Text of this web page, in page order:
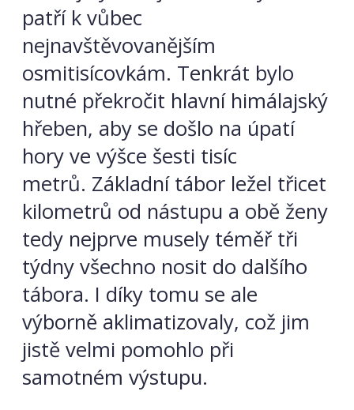
patří k vůbec
nejnavštěvovanějším
osmitisícovkám. Tenkrát bylo
nutné překročit hlavní himálajský
hřeben, aby se došlo na úpatí
hory ve výšce šesti tisíc
metrů. Základní tábor ležel třicet
kilometrů od nástupu a obě ženy
tedy nejprve musely téměř tři
týdny všechno nosit do dalšího
tábora. I díky tomu se ale
výborně aklimatizovaly, což jim
jistě velmi pomohlo při
samotném výstupu.